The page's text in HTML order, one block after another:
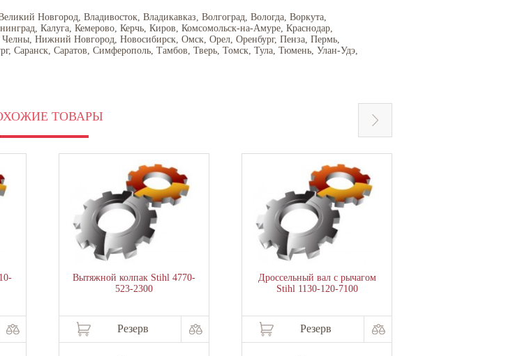
Новгород, Владивосток, Владикавказ, Волгоград, Вологда, Воркута,
Калуга, Кемерово, Керчь, Киров, Комсомольск-на-Амуре, Краснодар,
Нижний Новгород, Новосибирск, Омск, Орел, Оренбург, Пенза, Пермь,
Саранск, Саратов, Симферополь, Тамбов, Тверь, Томск, Тула, Тюмень, Улан-Удэ,
ТОВАРЫ
Вытяжной колпак Stihl 4770-
523-2300
Резерв
Дроссельный вал с рычагом
Stihl 1130-120-7100
Резерв